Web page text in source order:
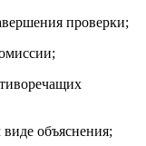
проверки;
объяснения;